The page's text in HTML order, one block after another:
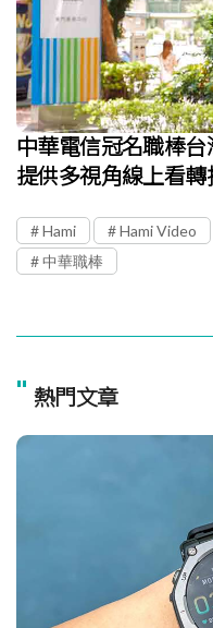
中華電信冠名職棒
提供多視角線上看轉
Hami Hami Video
中華職棒
" 熱門文章